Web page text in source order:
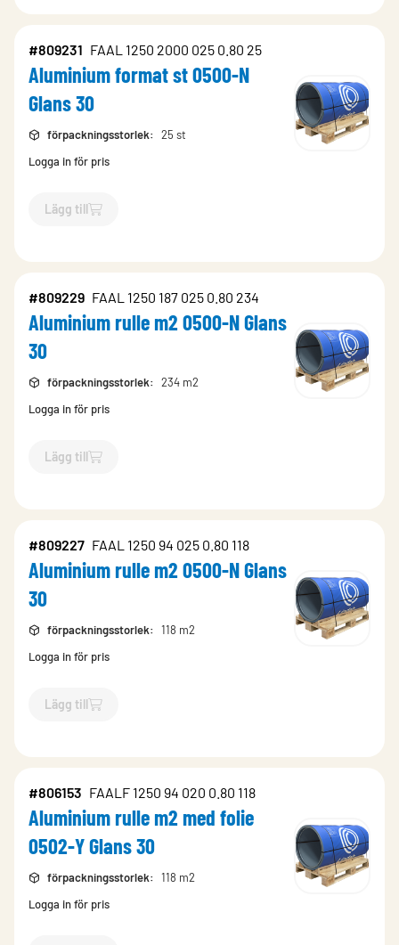
#809231 FAAL 1250 2000 025 0.80 25
Aluminium format st 0500-N
Glans 30
förpackningsstorlek:
25 st
Logga in för pris
Lägg till
`$Lägg till
#809229 FAAL 1250 187 025 0.80 234
Aluminium rulle m2 0500-N Glans
30
förpackningsstorlek:
234 m2
Logga in för pris
Lägg till
`$Lägg till
#809227 FAAL 1250 94 025 0.80 118
Aluminium rulle m2 0500-N Glans
30
förpackningsstorlek:
118 m2
Logga in för pris
Lägg till
`$Lägg till
#806153 FAALF 1250 94 020 0.80 118
Aluminium rulle m2 med folie
0502-Y Glans 30
förpackningsstorlek:
118 m2
Logga in för pris